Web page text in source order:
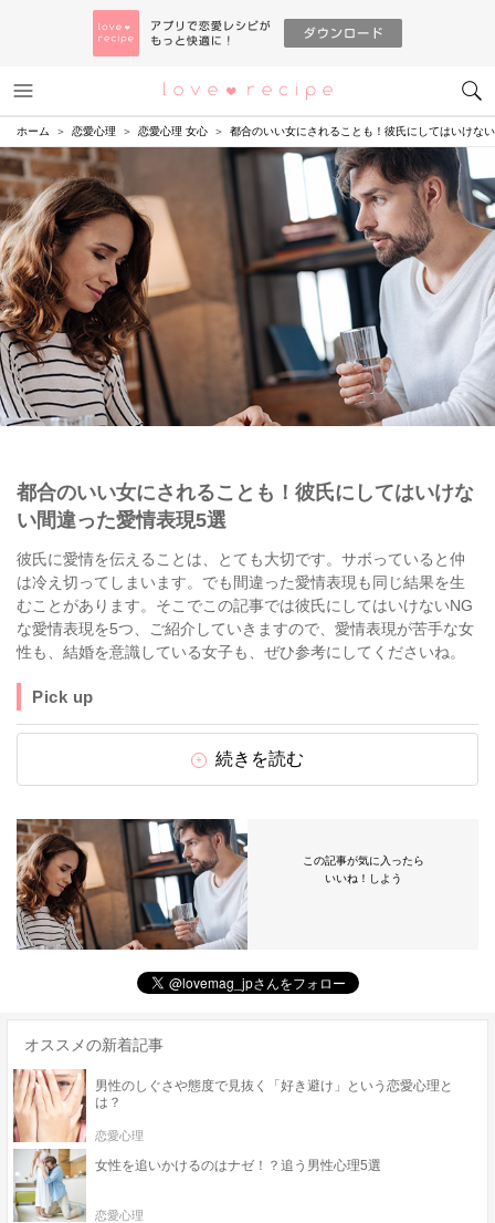
恋愛レシピ
ホーム 恋愛心理 恋愛心理 女心 都合のいい女にされることも！彼氏にしてはいけな
都合のいい女にされることも！彼氏にしてはいけな
い間違った愛情表現5選
彼氏に愛情を伝えることは、とても大切です。サボっていると仲
は冷え切ってしまいます。でも間違った愛情表現も同じ結果を生
むことがあります。そこでこの記事では彼氏にしてはいけないNG
な愛情表現を5つ、ご紹介していきますので、愛情表現が苦手な女
性も、結婚を意識している女子も、ぜひ参考にしてくださいね。
Pick up
続きを読む
この記事が気に入ったら
いいね！しよう
オススメの新着記事
男性のしぐさや態度で見抜く「好き避け」という恋愛心理と
は？
恋愛心理
女性を追いかけるのはナゼ！？追う男性心理5選
恋愛心理